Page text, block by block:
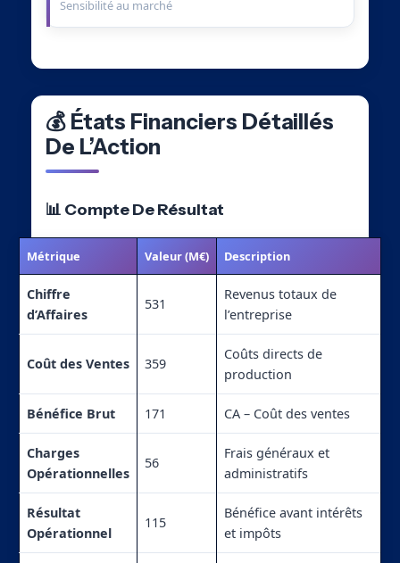
Sensibilité au marché
💰 États Financiers Détaillés
De L’Action
📊 Compte De Résultat
Métrique Valeur (M€) Description
Chiffre
d’Affaires
531
Revenus totaux de
l’entreprise
Coût des Ventes 359
Coûts directs de
production
Bénéfice Brut 171 CA – Coût des ventes
Charges
Opérationnelles
56
Frais généraux et
administratifs
Résultat
Opérationnel
115
Bénéfice avant intérêts
et impôts